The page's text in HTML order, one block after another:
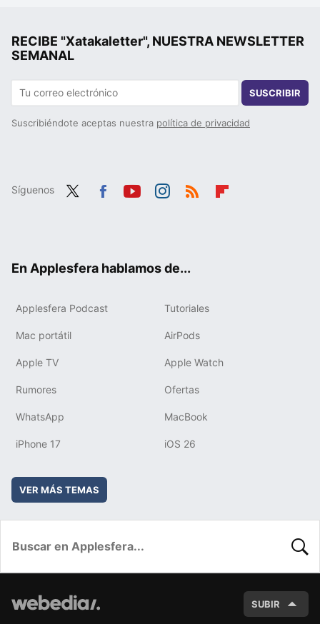
RECIBE "Xatakaletter", NUESTRA NEWSLETTER
SEMANAL
SUSCRIBIR
Suscribiéndote aceptas nuestra política de privacidad
Síguenos
En Applesfera hablamos de...
Applesfera Podcast Tutoriales
Mac portátil AirPods
Apple TV Apple Watch
Rumores Ofertas
WhatsApp MacBook
iPhone 17 iOS 26
VER MÁS TEMAS
SUBIR